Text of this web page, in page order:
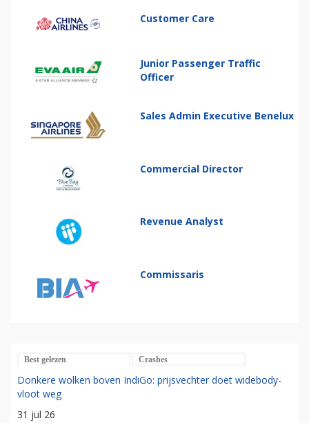
Customer Care
Junior Passenger Traffic
Officer
Sales Admin Executive Benelux
Commercial Director
Revenue Analyst
Commissaris
Best gelezen Crashes
Donkere wolken boven IndiGo: prijsvechter doet widebody-
vloot weg
31 jul 26